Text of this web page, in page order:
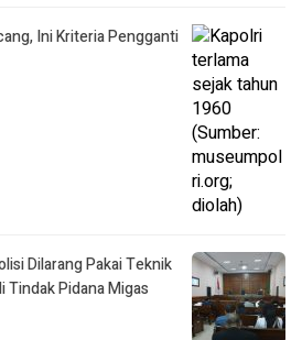
Ini Kriteria Pengganti
Dilarang Pakai Teknik
Pidana Migas